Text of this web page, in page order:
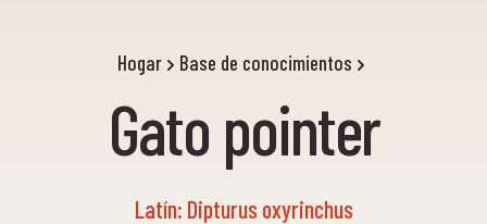
Hogar Base de conocimientos
Gato pointer
Latín: Dipturus oxyrinchus